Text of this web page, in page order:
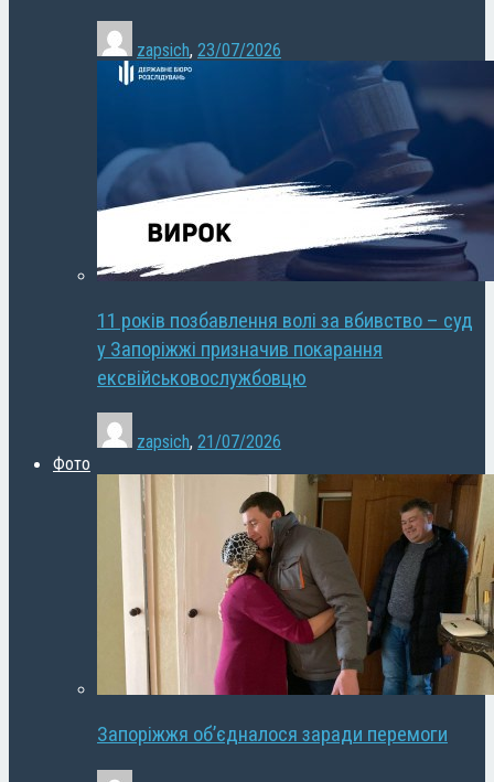
zapsich, 23/07/2026
11 років позбавлення волі за вбивство – суд
у Запоріжжі призначив покарання
ексвійськовослужбовцю
zapsich, 21/07/2026
Фото
Запоріжжя об’єдналося заради перемоги